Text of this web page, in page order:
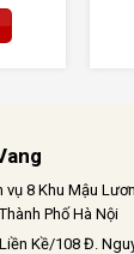
vụ 8 Khu Mậu
Phố Hà Nội
Kề/108 Đ.